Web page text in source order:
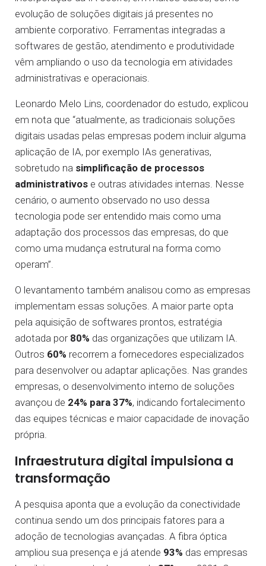
evolução de soluções digitais já presentes no
ambiente corporativo. Ferramentas integradas a
softwares de gestão, atendimento e produtividade
vêm ampliando o uso da tecnologia em atividades
administrativas e operacionais.
Leonardo Melo Lins, coordenador do estudo, explicou
em nota que “atualmente, as tradicionais soluções
digitais usadas pelas empresas podem incluir alguma
aplicação de IA, por exemplo IAs generativas,
sobretudo na simplificação de processos
administrativos e outras atividades internas. Nesse
cenário, o aumento observado no uso dessa
tecnologia pode ser entendido mais como uma
adaptação dos processos das empresas, do que
como uma mudança estrutural na forma como
operam”.
O levantamento também analisou como as empresas
implementam essas soluções. A maior parte opta
pela aquisição de softwares prontos, estratégia
adotada por 80% das organizações que utilizam IA.
Outros 60% recorrem a fornecedores especializados
para desenvolver ou adaptar aplicações. Nas grandes
empresas, o desenvolvimento interno de soluções
avançou de 24% para 37%, indicando fortalecimento
das equipes técnicas e maior capacidade de inovação
própria.
Infraestrutura digital impulsiona a
transformação
A pesquisa aponta que a evolução da conectividade
continua sendo um dos principais fatores para a
adoção de tecnologias avançadas. A fibra óptica
ampliou sua presença e já atende 93% das empresas